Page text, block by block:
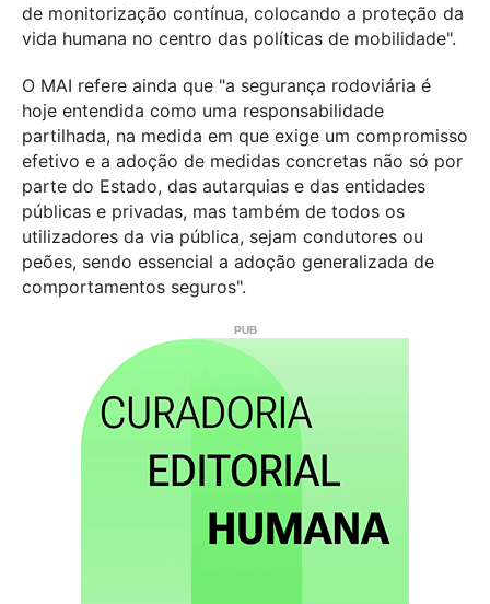
de monitorização contínua, colocando a proteção da
vida humana no centro das políticas de mobilidade".
O MAI refere ainda que "a segurança rodoviária é
hoje entendida como uma responsabilidade
partilhada, na medida em que exige um compromisso
efetivo e a adoção de medidas concretas não só por
parte do Estado, das autarquias e das entidades
públicas e privadas, mas também de todos os
utilizadores da via pública, sejam condutores ou
peões, sendo essencial a adoção generalizada de
comportamentos seguros".